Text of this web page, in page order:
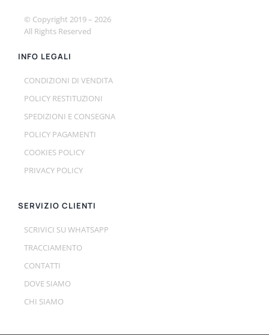
© Copyright 2019 – 2026
All Rights Reserved
INFO LEGALI
CONDIZIONI DI VENDITA
POLICY RESTITUZIONI
SPEDIZIONI E CONSEGNA
POLICY PAGAMENTI
COOKIES POLICY
PRIVACY POLICY
SERVIZIO CLIENTI
SCRIVICI SU WHATSAPP
TRACCIAMENTO
CONTATTI
DOVE SIAMO
CHI SIAMO